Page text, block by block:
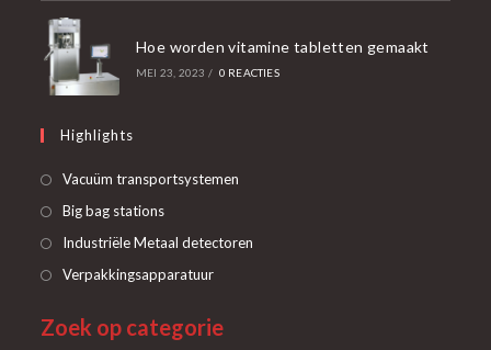
Hoe worden vitamine tabletten gemaakt
MEI 23, 2023 / 0 REACTIES
Highlights
Vacuüm transportsystemen
Big bag stationsOpent
in
Industriële Metaal detectoren
VerpakkingsapparatuurOpent
een
Zoek op categorie